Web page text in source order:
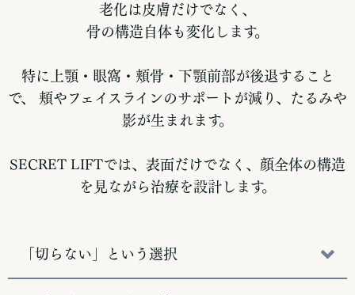
老化は皮膚だけでなく、
骨の構造自体も変化します。
特に上顎・眼窩・頬骨・下顎前部が後退すること
で、 頬やフェイスラインのサポートが減り、たるみや
影が生まれます。
SECRET LIFTでは、表面だけでなく、 顔全体の構造
を見ながら治療を設計します。
「切らない」という選択